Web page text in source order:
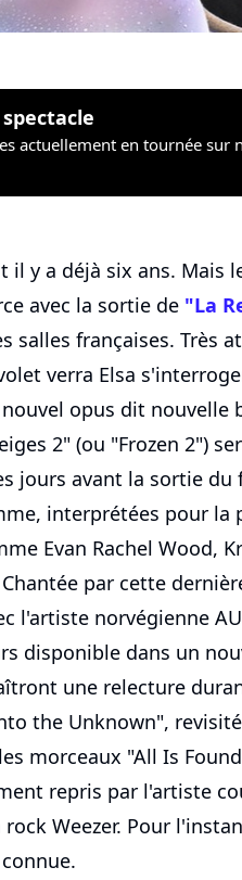
actuellement en tournée sur
il y a déjà six ans. Mais
avec la sortie de "La
salles françaises. Très
verra Elsa
opus dit nouvelle
2" (ou "Frozen 2")
jours avant la sortie du
interprétées pour la
Evan Rachel Wood,
par cette
l'artiste norvégienne
disponible dans un
une relecture
the Unknown",
morceaux "All Is
repris par l'artiste
Weezer. Pour